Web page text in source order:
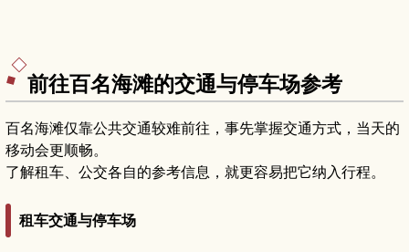
前往百名海滩的交通与停车场参考
百名海滩仅靠公共交通较难前往，事先掌握交通方式，当天的
移动会更顺畅。
了解租车、公交各自的参考信息，就更容易把它纳入行程。
租车交通与停车场